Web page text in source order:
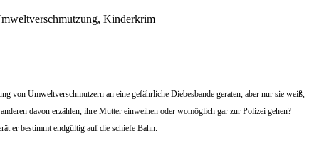
Kinderkrim
von Umweltverschmutzern an eine gefährliche Diebesbande geraten, aber nur sie weiß,
davon erzählen, ihre Mutter einweihen oder womöglich gar zur Polizei gehen?
er bestimmt endgültig auf die schiefe Bahn.